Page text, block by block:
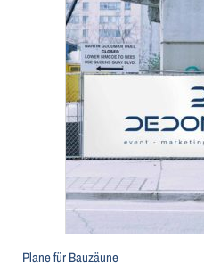
Plane für Bauzäune